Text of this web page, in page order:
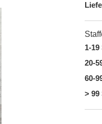
1-19
20-
60-
> 99